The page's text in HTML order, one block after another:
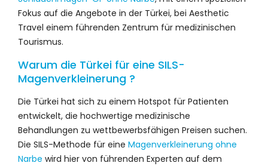
Fokus auf die Angebote in der Türkei, bei Aesthetic
Travel einem führenden Zentrum für medizinischen
Tourismus.
Warum die Türkei für eine SILS-
Magenverkleinerung ?
Die Türkei hat sich zu einem Hotspot für Patienten
entwickelt, die hochwertige medizinische
Behandlungen zu wettbewerbsfähigen Preisen suchen.
Die SILS-Methode für eine Magenverkleinerung ohne
Narbe wird hier von führenden Experten auf dem